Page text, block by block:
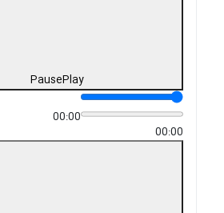
PausePlay
00:00
00:00